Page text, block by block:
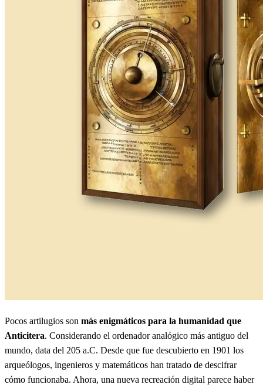
Pocos artilugios son más enigmáticos para la humanidad que
Anticitera. Considerando el ordenador analógico más antiguo del
mundo, data del 205 a.C. Desde que fue descubierto en 1901 los
arqueólogos, ingenieros y matemáticos han tratado de descifrar
cómo funcionaba. Ahora, una nueva recreación digital parece haber